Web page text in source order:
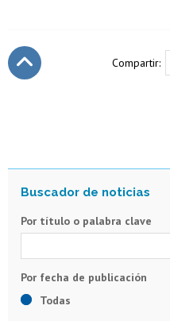
Compartir:
Por título o palabra clave
Todas